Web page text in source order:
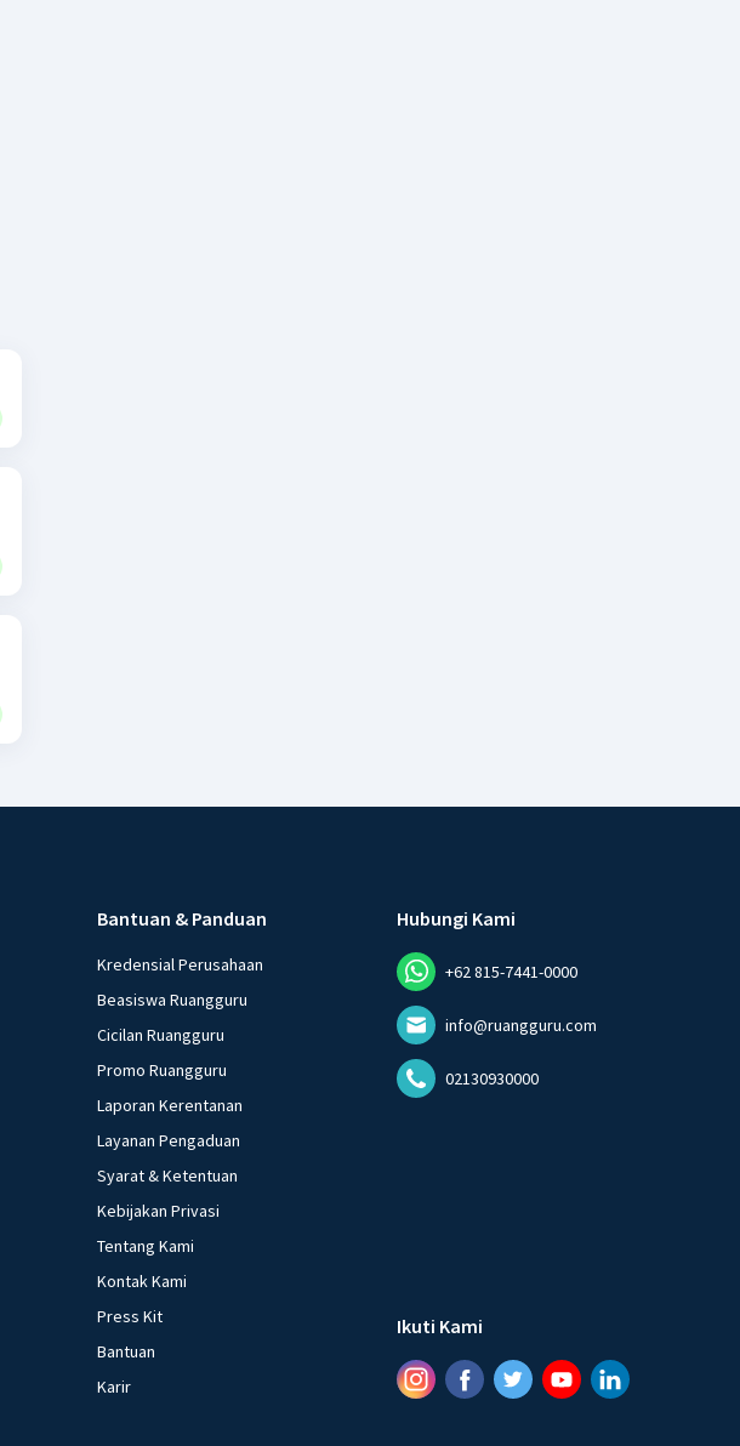
Bantuan & Panduan
Kredensial Perusahaan
Beasiswa Ruangguru
Cicilan Ruangguru
Promo Ruangguru
Laporan Kerentanan
Layanan Pengaduan
Syarat & Ketentuan
Kebijakan Privasi
Tentang Kami
Kontak Kami
Press Kit
Bantuan
Karir
Hubungi Kami
+62 815-7441-0000
info@ruangguru.com
02130930000
Ikuti Kami